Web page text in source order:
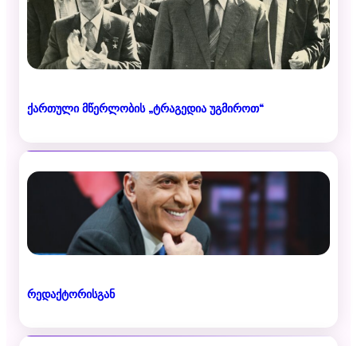
ქართული მწერლობის „ტრაგედია უგმიროთ“
რედაქტორისგან